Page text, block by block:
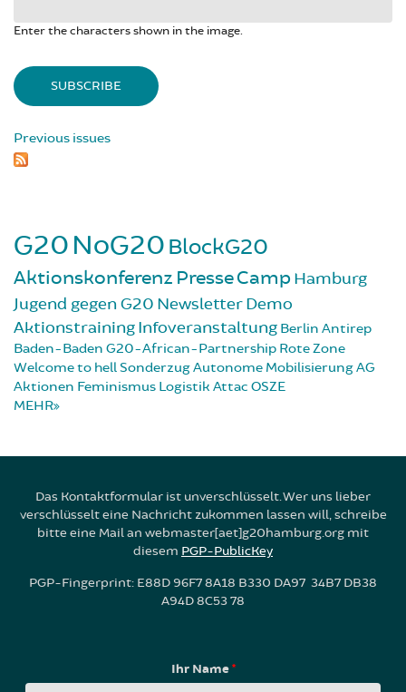
Enter the characters shown in the image.
Previous issues
G20NoG20 BlockG20
Aktionskonferenz PresseCampHamburg
Jugend gegen G20 NewsletterDemo
AktionstrainingInfoveranstaltung Berlin Antirep
Baden-Baden G20-African-Partnership Rote Zone
Welcome to hellSonderzugAutonome MobilisierungAG
Aktionen Feminismus Logistik Attac OSZE
MEHR
Das Kontaktformular ist unverschlüsselt. Wer uns lieber
verschlüsselt eine Nachricht zukommen lassen will, schreibe
bitte eine Mail an webmaster[aet]g20hamburg.org mit
diesem PGP-PublicKey
PGP-Fingerprint: E88D 96F7 8A18 B330 DA97 34B7 DB38
A94D 8C53 78
Ihr Name*